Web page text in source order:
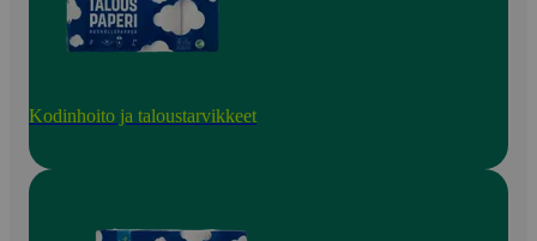
Kodinhoito ja taloustarvikkeet